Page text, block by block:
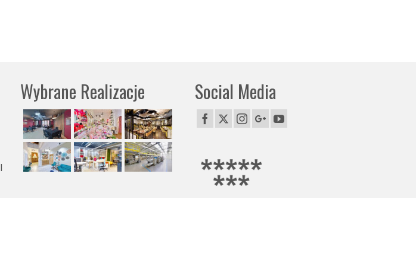
Wybrane Realizacje Social Media